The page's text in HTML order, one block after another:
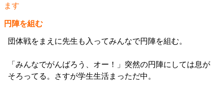
ます
円陣を組む
団体戦をまえに先生も入ってみんなで円陣を組む。
「みんなでがんばろう、オー！」突然の円陣にしては息が
そろってる。さすが学生生活まっただ中。